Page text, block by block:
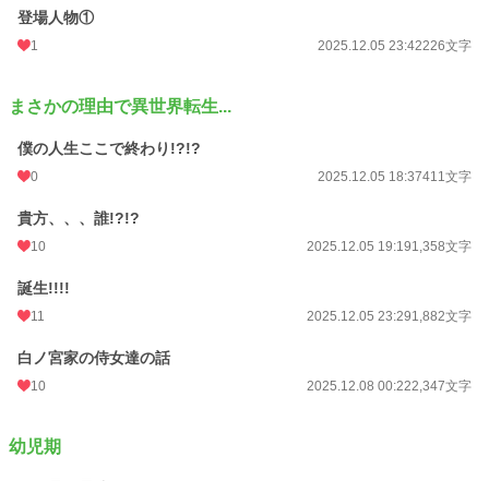
初回公開日時
週間ポイント
登場人物①
1 2025.12.05 23:42226文字
まさかの理由で異世界転生...
僕の人生ここで終わり!?!?
0 2025.12.05 18:37411文字
貴方、、、誰!?!?
10 2025.12.05 19:191,358文字
誕生!!!!
11 2025.12.05 23:291,882文字
白ノ宮家の侍女達の話
10 2025.12.08 00:222,347文字
幼児期